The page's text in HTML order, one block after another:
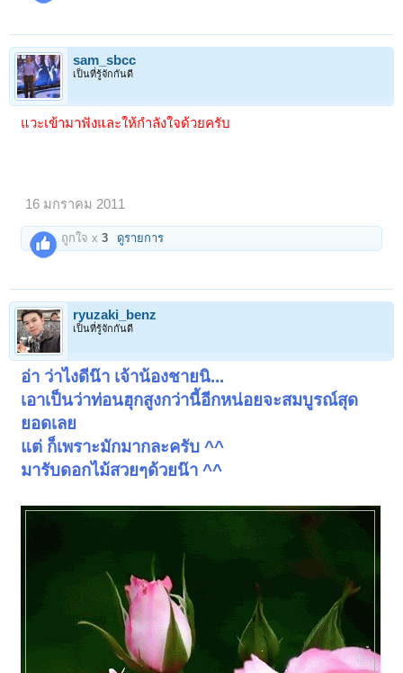
sam_sbcc
เป็นที่รู้จักกันดี
แวะเข้ามาฟังและให้กำลังใจด้วยครับ
16 มกราคม 2011
ถูกใจ x3 ดูรายการ
ryuzaki_benz
เป็นที่รู้จักกันดี
อ่า ว่าไงดีน๊า เจ้าน้องชายนิ...
เอาเป็นว่าท่อนฮุกสูงกว่านี้อีกหน่อยจะสมบูรณ์สุด
ยอดเลย
แต่ ก็เพราะมักมากละครับ ^^
มารับดอกไม้สวยๆด้วยน๊า ^^